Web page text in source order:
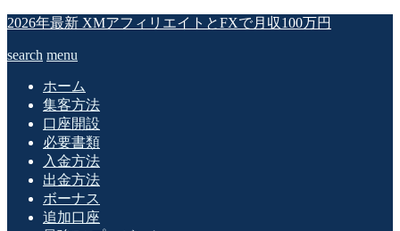
2026年最新 XMアフィリエイトとFXで月収100万円
search menu
ホーム
集客方法
口座開設
必要書類
入金方法
出金方法
ボーナス
追加口座